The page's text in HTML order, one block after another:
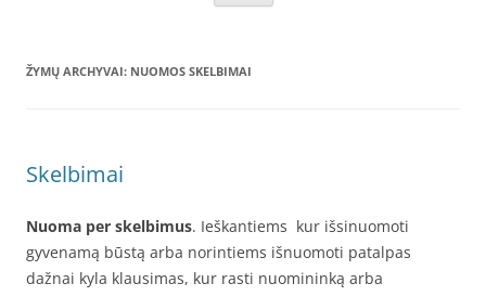
ŽYMŲ ARCHYVAI: NUOMOS SKELBIMAI
Skelbimai
Nuoma per skelbimus. Ieškantiems kur išsinuomoti
gyvenamą būstą arba norintiems išnuomoti patalpas
dažnai kyla klausimas, kur rasti nuomininką arba